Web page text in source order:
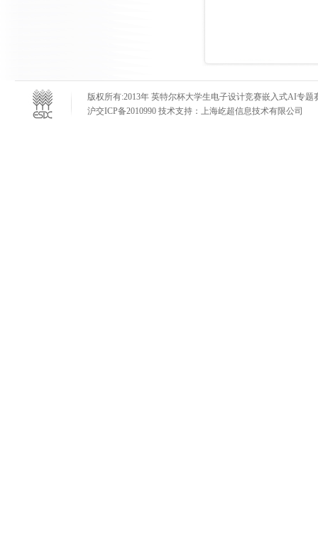
版权所有:2013年 英特尔杯大学生电子设计竞赛嵌入式AI专题
沪交ICP备2010990 技术支持：上海屹超信息技术有限公司